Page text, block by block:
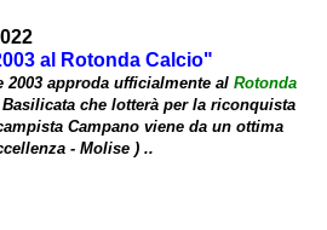
al Rotonda Calcio"
2003 approda ufficialmente al Rotonda
Basilicata che lotterà per la riconquista
Campano viene da un ottima
- Molise ) ..